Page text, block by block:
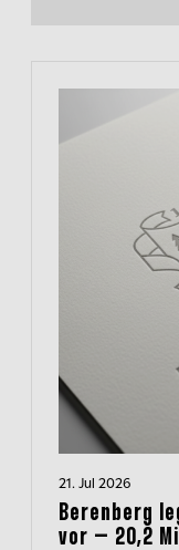
21. Jul 2026
Berenberg
vor – 20,2